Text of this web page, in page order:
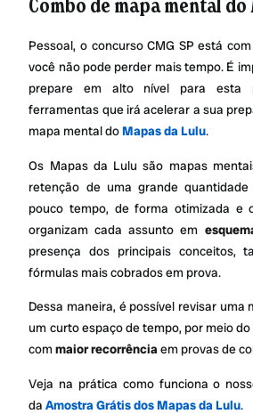
Combo de mapa mental
Pessoal, o concurso CMG SP está
você não pode perder mais tempo. É
prepare em alto nível para esta
ferramentas que irá acelerar a sua
mapa mental doMapas da Lulu.
Os Mapas da Lulu são mapas
retenção de uma grande
pouco tempo, de forma otimizada e
organizam cada assunto em
presença dos principais conceitos,
fórmulas mais cobrados em prova.
Dessa maneira, é possível revisar uma
um curto espaço de tempo, por meio
commaior recorrênciaem provas de
Veja na prática como funciona o
daAmostra Grátis dos Mapas da Lulu.